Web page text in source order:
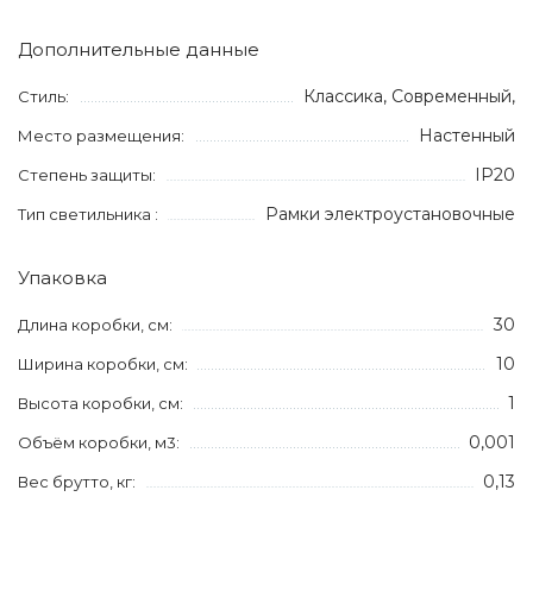
Дополнительные данные
Стиль: Классика, Современный,
Место размещения: Настенный
Степень защиты: IP20
Тип светильника : Рамки электроустановочные
Упаковка
Длина коробки, см: 30
Ширина коробки, см: 10
Высота коробки, см: 1
Объём коробки, м3: 0,001
Вес брутто, кг: 0,13